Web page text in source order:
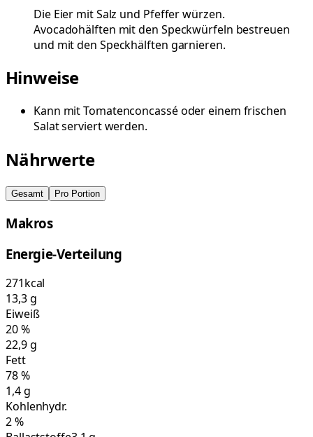
Die Eier mit Salz und Pfeffer würzen.
Avocadohälften mit den Speckwürfeln bestreuen
und mit den Speckhälften garnieren.
Hinweise
Kann mit Tomatenconcassé oder einem frischen
Salat serviert werden.
Nährwerte
Gesamt Pro Portion
Makros
Energie-Verteilung
271kcal
13,3g
Eiweiß
20%
22,9g
Fett
78%
1,4g
Kohlenhydr.
2%